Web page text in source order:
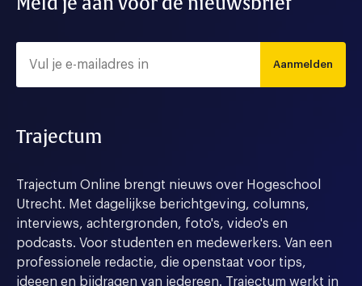
Aanmelden
Trajectum
Trajectum Online brengt nieuws over Hogeschool
Utrecht. Met dagelijkse berichtgeving, columns,
interviews, achtergronden, foto's, video's en
podcasts. Voor studenten en medewerkers. Van een
professionele redactie, die openstaat voor tips,
ideeen en bijdragen van iedereen. Trajectum werkt in